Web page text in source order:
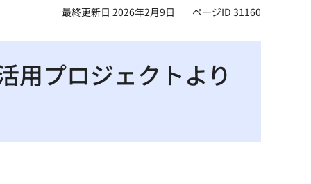
最終更新日 2026年2月9日 ページID 31160
用プロジェクトより